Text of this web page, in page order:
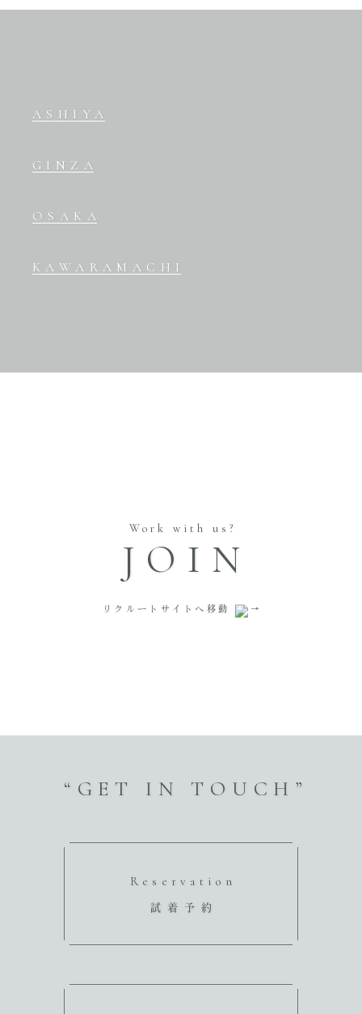
ASHIYA
GINZA
OSAKA
KAWARAMACHI
Work with us?
JOIN
リクルートサイトへ移動
“GET IN TOUCH”
Reservation
試着予約